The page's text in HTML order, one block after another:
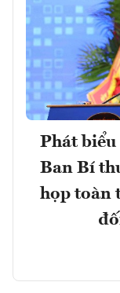
Phát biểu
Ban Bí
họp toàn